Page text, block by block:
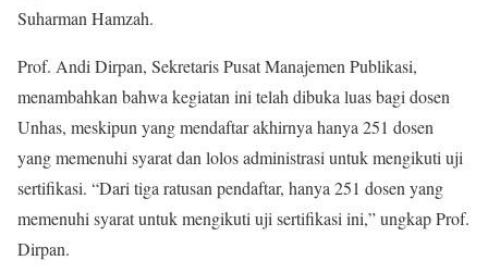
Suharman Hamzah.
Prof. Andi Dirpan, Sekretaris Pusat Manajemen Publikasi,
menambahkan bahwa kegiatan ini telah dibuka luas bagi dosen
Unhas, meskipun yang mendaftar akhirnya hanya 251 dosen
yang memenuhi syarat dan lolos administrasi untuk mengikuti uji
sertifikasi. “Dari tiga ratusan pendaftar, hanya 251 dosen yang
memenuhi syarat untuk mengikuti uji sertifikasi ini,” ungkap Prof.
Dirpan.